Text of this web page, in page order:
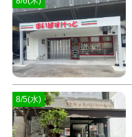
8/5(水)